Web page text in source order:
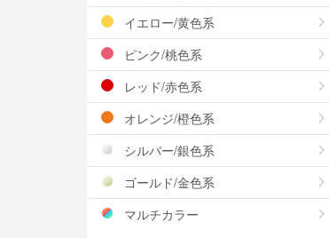
イエロー/黄色系
ピンク/桃色系
レッド/赤色系
オレンジ/橙色系
シルバー/銀色系
ゴールド/金色系
マルチカラー